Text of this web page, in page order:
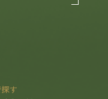
す